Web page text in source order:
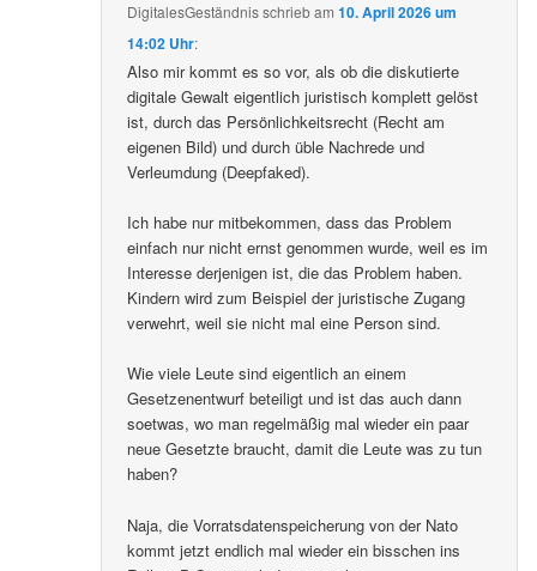
DigitalesGeständnisschriebam10. April 2026 um
14:02 Uhr:
Also mir kommt es so vor, als ob die diskutierte
digitale Gewalt eigentlich juristisch komplett gelöst
ist, durch das Persönlichkeitsrecht (Recht am
eigenen Bild) und durch üble Nachrede und
Verleumdung (Deepfaked).
Ich habe nur mitbekommen, dass das Problem
einfach nur nicht ernst genommen wurde, weil es im
Interesse derjenigen ist, die das Problem haben.
Kindern wird zum Beispiel der juristische Zugang
verwehrt, weil sie nicht mal eine Person sind.
Wie viele Leute sind eigentlich an einem
Gesetzenentwurf beteiligt und ist das auch dann
soetwas, wo man regelmäßig mal wieder ein paar
neue Gesetzte braucht, damit die Leute was zu tun
haben?
Naja, die Vorratsdatenspeicherung von der Nato
kommt jetzt endlich mal wieder ein bisschen ins